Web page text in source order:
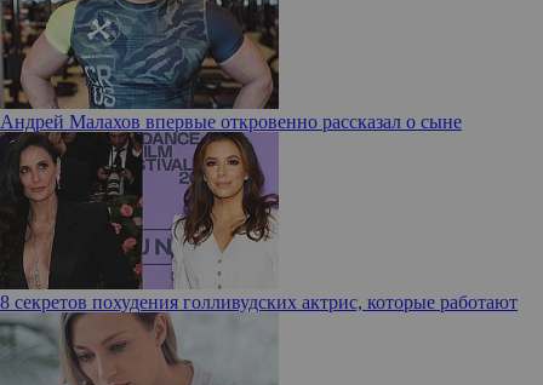
Андрей Малахов впервые откровенно рассказал о сыне
8 секретов похудения голливудских актрис, которые работают